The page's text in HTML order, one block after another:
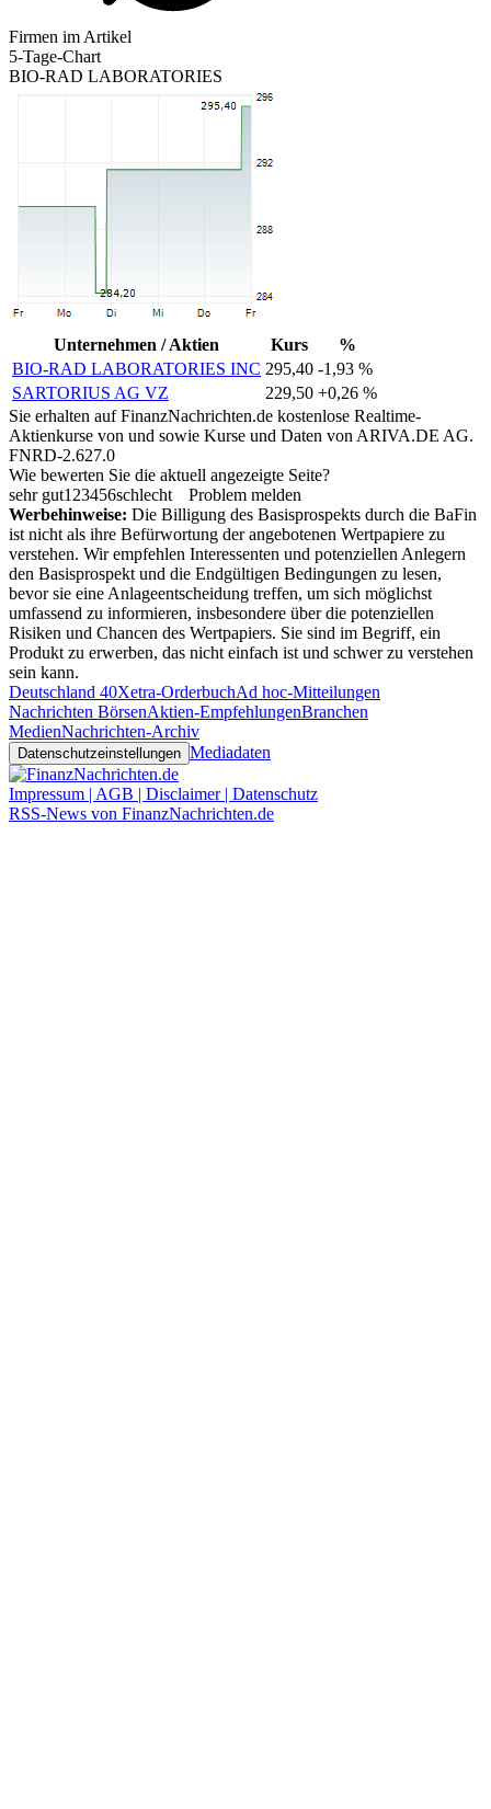
Firmen im Artikel
5-Tage-Chart
BIO-RAD LABORATORIES
Unternehmen / Aktien Kurs
%
BIO-RAD LABORATORIES INC 295,40 -1,93 %
SARTORIUS AG VZ
229,50 +0,26 %
Sie erhalten auf FinanzNachrichten.de kostenlose Realtime-
Aktienkurse von und sowie Kurse und Daten von ARIVA.DE AG.
FNRD-2.627.0
Wie bewerten Sie die aktuell angezeigte Seite?
sehr gut1 23456schlecht
Problem melden
Werbehinweise: Die Billigung des Basisprospekts durch die BaFin
ist nicht als ihre Befürwortung der angebotenen Wertpapiere zu
verstehen. Wir empfehlen Interessenten und potenziellen Anlegern
den Basisprospekt und die Endgültigen Bedingungen zu lesen,
bevor sie eine Anlageentscheidung treffen, um sich möglichst
umfassend zu informieren, insbesondere über die potenziellen
Risiken und Chancen des Wertpapiers. Sie sind im Begriff, ein
Produkt zu erwerben, das nicht einfach ist und schwer zu verstehen
sein kann.
Deutschland 40Xetra-OrderbuchAd hoc-Mitteilungen
Nachrichten BörsenAktien-EmpfehlungenBranchen
MedienNachrichten-Archiv
Datenschutzeinstellungen Mediadaten
Impressum | AGB | Disclaimer | Datenschutz
RSS-News von FinanzNachrichten.de